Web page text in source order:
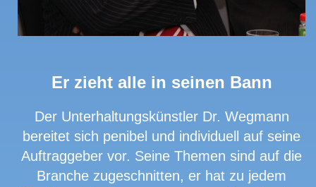
Er zieht alle in seinen Bann
Der Unterhaltungskünstler Dr. Wegmann
bereitet sich penibel und individuell auf seine
Auftraggeber vor. Seine Themen sind auf die
Branche zugeschnitten, er hat zu jedem